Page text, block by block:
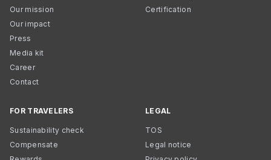
Our mission
Our impact
Press
Media kit
Career
Contact
Certification
FOR TRAVELERS
Sustainability check
Compensate
LEGAL
TOS
Legal notice